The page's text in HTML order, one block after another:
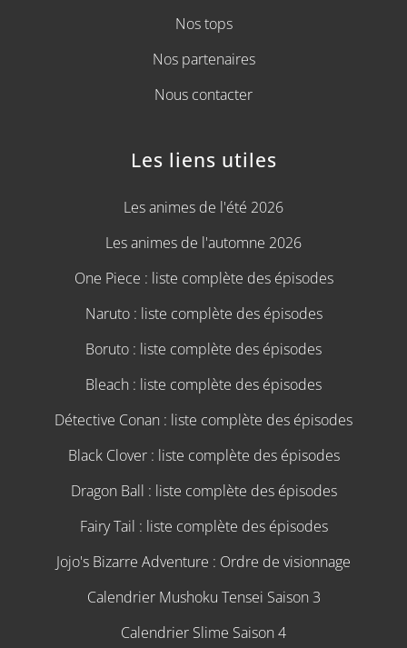
Nos tops
Nos partenaires
Nous contacter
Les liens utiles
Les animes de l'été 2026
Les animes de l'automne 2026
One Piece : liste complète des épisodes
Naruto : liste complète des épisodes
Boruto : liste complète des épisodes
Bleach : liste complète des épisodes
Détective Conan : liste complète des épisodes
Black Clover : liste complète des épisodes
Dragon Ball : liste complète des épisodes
Fairy Tail : liste complète des épisodes
Jojo's Bizarre Adventure : Ordre de visionnage
Calendrier Mushoku Tensei Saison 3
Calendrier Slime Saison 4